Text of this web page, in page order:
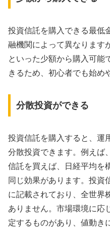
投資信託を購入できる最低
融機関によって異なります
といった少額から購入可能
きるため、初心者でも始め
分散投資ができる
投資信託を購入すると、運
分散投資できます。例えば
信託を買えば、日経平均を
同じ効果があります。投資
に記載されており、全世界
ありません。市場環境に応
定するものがあり、値動き